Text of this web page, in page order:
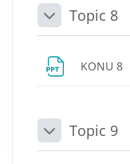
DaraltTopic 8
KONU 8
DaraltTopic 9